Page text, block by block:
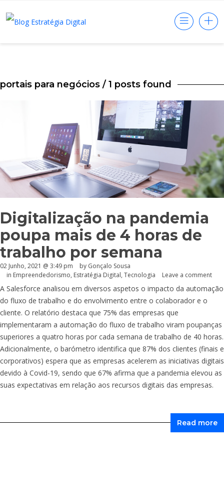
portais para negócios / 1 posts found
Digitalização na pandemia
poupa mais de 4 horas de
trabalho por semana
02 Junho, 2021 @ 3:49 pm by Gonçalo Sousa
in Empreendedorismo, Estratégia Digital, Tecnologia Leave a comment
A Salesforce analisou em diversos aspetos o impacto da automação
do fluxo de trabalho e do envolvimento entre o colaborador e o
cliente. O relatório destaca que 75% das empresas que
implementaram a automação do fluxo de trabalho viram poupanças
superiores a quatro horas por cada semana de trabalho de 40 horas.
Adicionalmente, o barómetro identifica que 87% dos clientes (finais e
corporativos) espera que as empresas acelerem as iniciativas digitais
devido à Covid-19, sendo que 67% afirma que a pandemia elevou as
suas expectativas em relação aos recursos digitais das empresas.
Read more